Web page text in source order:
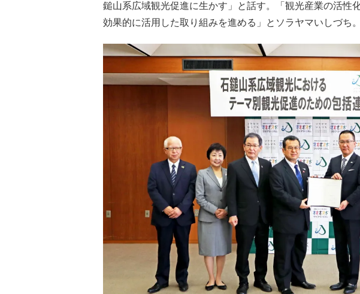
鎚山系広域観光促進に生かす」と話す。「観光産業の活性
効果的に活用した取り組みを進める」とソラヤマいしづち。